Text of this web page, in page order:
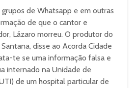
de Whatsapp e em outras
de que o cantor e
Lázaro morreu. O produtor do
disse ao Acorda Cidade
te se uma informação falsa e
internado na Unidade de
de um hospital particular de